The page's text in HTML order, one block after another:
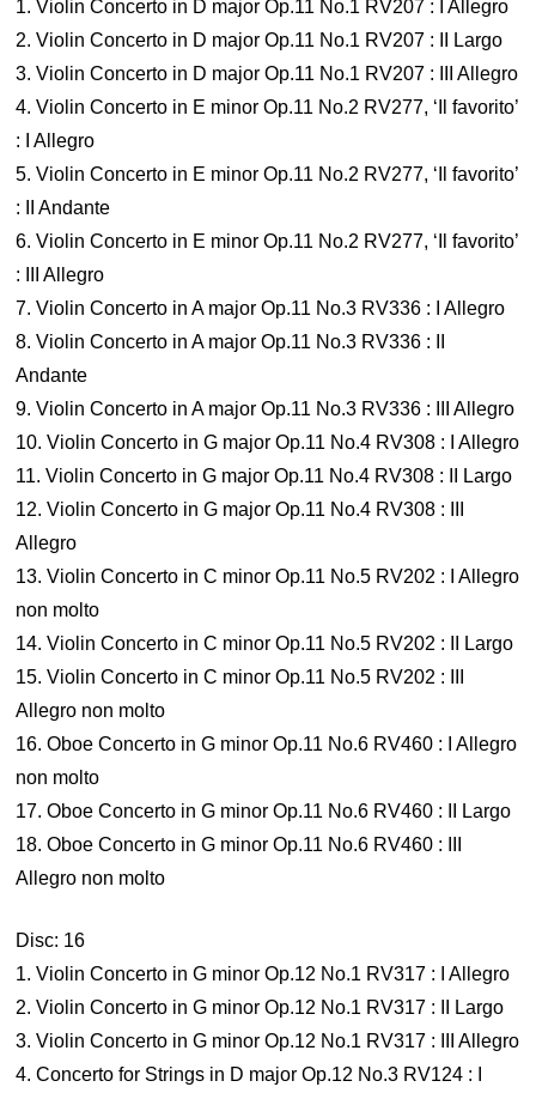
1. Violin Concerto in D major Op.11 No.1 RV207 : I Allegro
2. Violin Concerto in D major Op.11 No.1 RV207 : II Largo
3. Violin Concerto in D major Op.11 No.1 RV207 : III Allegro
4. Violin Concerto in E minor Op.11 No.2 RV277, ‘Il favorito’
: I Allegro
5. Violin Concerto in E minor Op.11 No.2 RV277, ‘Il favorito’
: II Andante
6. Violin Concerto in E minor Op.11 No.2 RV277, ‘Il favorito’
: III Allegro
7. Violin Concerto in A major Op.11 No.3 RV336 : I Allegro
8. Violin Concerto in A major Op.11 No.3 RV336 : II
Andante
9. Violin Concerto in A major Op.11 No.3 RV336 : III Allegro
10. Violin Concerto in G major Op.11 No.4 RV308 : I Allegro
11. Violin Concerto in G major Op.11 No.4 RV308 : II Largo
12. Violin Concerto in G major Op.11 No.4 RV308 : III
Allegro
13. Violin Concerto in C minor Op.11 No.5 RV202 : I Allegro
non molto
14. Violin Concerto in C minor Op.11 No.5 RV202 : II Largo
15. Violin Concerto in C minor Op.11 No.5 RV202 : III
Allegro non molto
16. Oboe Concerto in G minor Op.11 No.6 RV460 : I Allegro
non molto
17. Oboe Concerto in G minor Op.11 No.6 RV460 : II Largo
18. Oboe Concerto in G minor Op.11 No.6 RV460 : III
Allegro non molto
Disc: 16
1. Violin Concerto in G minor Op.12 No.1 RV317 : I Allegro
2. Violin Concerto in G minor Op.12 No.1 RV317 : II Largo
3. Violin Concerto in G minor Op.12 No.1 RV317 : III Allegro
4. Concerto for Strings in D major Op.12 No.3 RV124 : I